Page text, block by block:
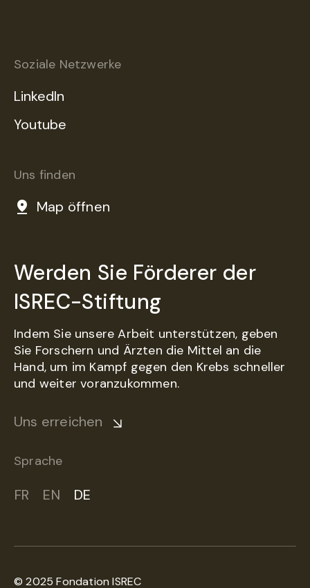
Soziale Netzwerke
LinkedIn
Youtube
Uns finden
Map öffnen
Werden Sie Förderer der
ISREC-Stiftung
Indem Sie unsere Arbeit unterstützen, geben
Sie Forschern und Ärzten die Mittel an die
Hand, um im Kampf gegen den Krebs schneller
und weiter voranzukommen.
Uns erreichen
Sprache
FR EN DE
© 2025 Fondation ISREC